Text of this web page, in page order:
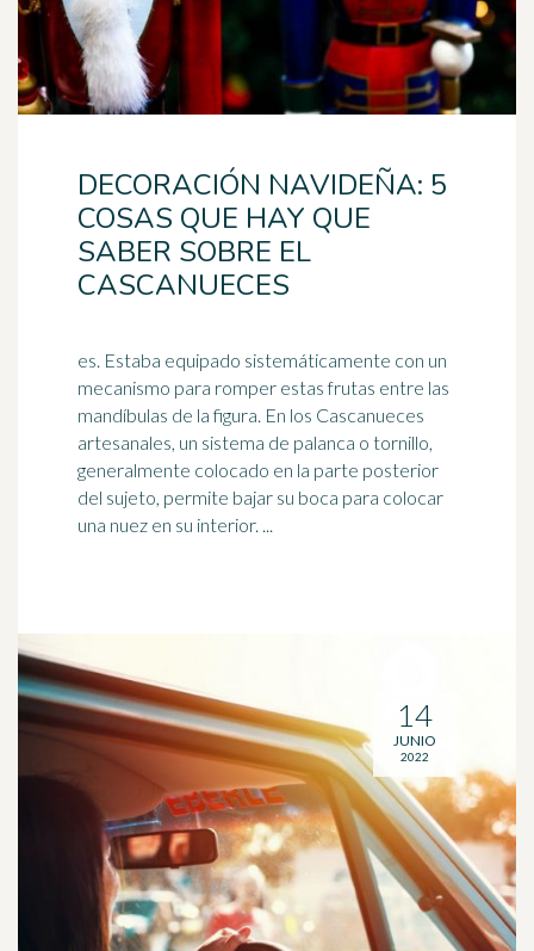
DECORACIÓN NAVIDEÑA: 5
COSAS QUE HAY QUE
SABER SOBRE EL
CASCANUECES
es. Estaba equipado sistemáticamente con un
mecanismo para romper estas frutas entre las
mandíbulas de la figura. En los Cascanueces
artesanales, un sistema de palanca o tornillo,
generalmente colocado en la parte posterior
del sujeto, permite bajar su boca para colocar
una nuez en su interior. ...
14
JUNIO
2022